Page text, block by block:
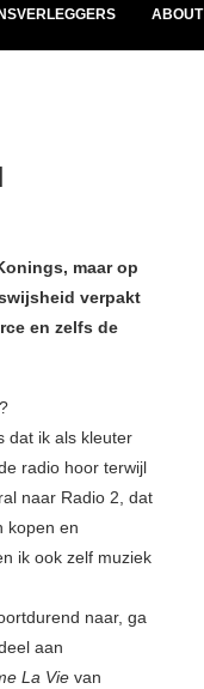
ABOUT
maar op
verpakt
en zelfs de
dat ik als kleuter
radio hoor terwijl
naar Radio 2, dat
kopen en
ik ook zelf muziek
naar, ga
aan
La Vie van